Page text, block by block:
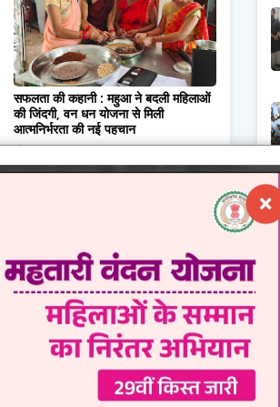
सफलता की कहानी : महुआ ने बदली महिलाओं
की जिंदगी, वन धन योजना से मिली
आत्मनिर्भरता की नई पहचान
August 06, 2026
0 Comments